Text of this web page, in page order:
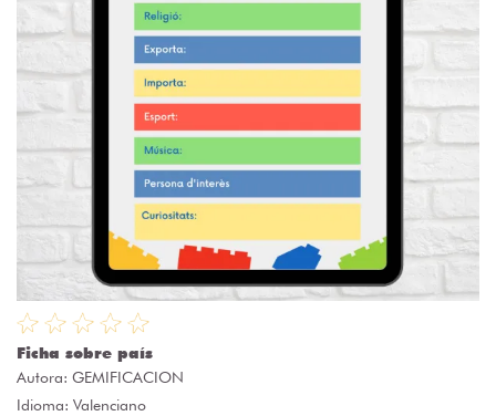
Ficha sobre país
Autora: GEMIFICACION
Idioma: Valenciano